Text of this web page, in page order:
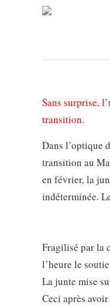
Sans surprise,
transition.
Dans l’optique
transition au
en février, la
indéterminée.
Fragilisé par la
l’heure le
La junte mise
Ceci après